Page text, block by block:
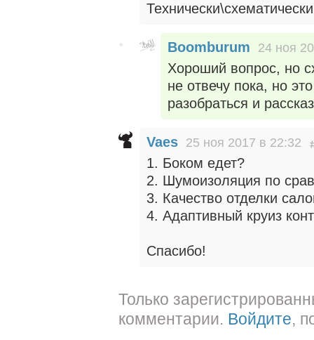
Boomburum 24 ноя
Хороший вопрос, но
не отвечу пока, но
разобраться и
Vaes 25 ноя 2017 в 22:32
1. Боком едет?
2. Шумоизоляция по
3. Качество отделки
4. Адаптивный круиз
Спасибо!
Только
комментарии. Войдите,